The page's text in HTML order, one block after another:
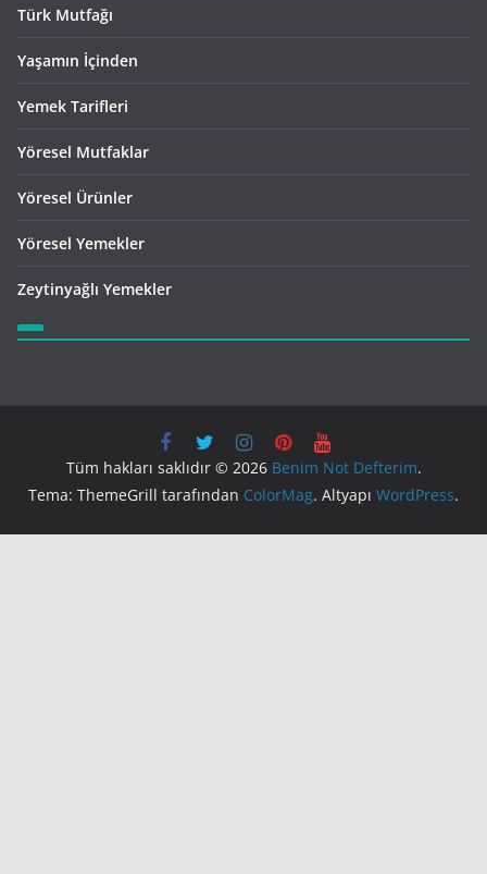
Türk Mutfağı
Yaşamın İçinden
Yemek Tarifleri
Yöresel Mutfaklar
Yöresel Ürünler
Yöresel Yemekler
Zeytinyağlı Yemekler
Tüm hakları saklıdır © 2026 Benim Not Defterim.
Tema: ThemeGrill tarafından ColorMag. Altyapı WordPress.